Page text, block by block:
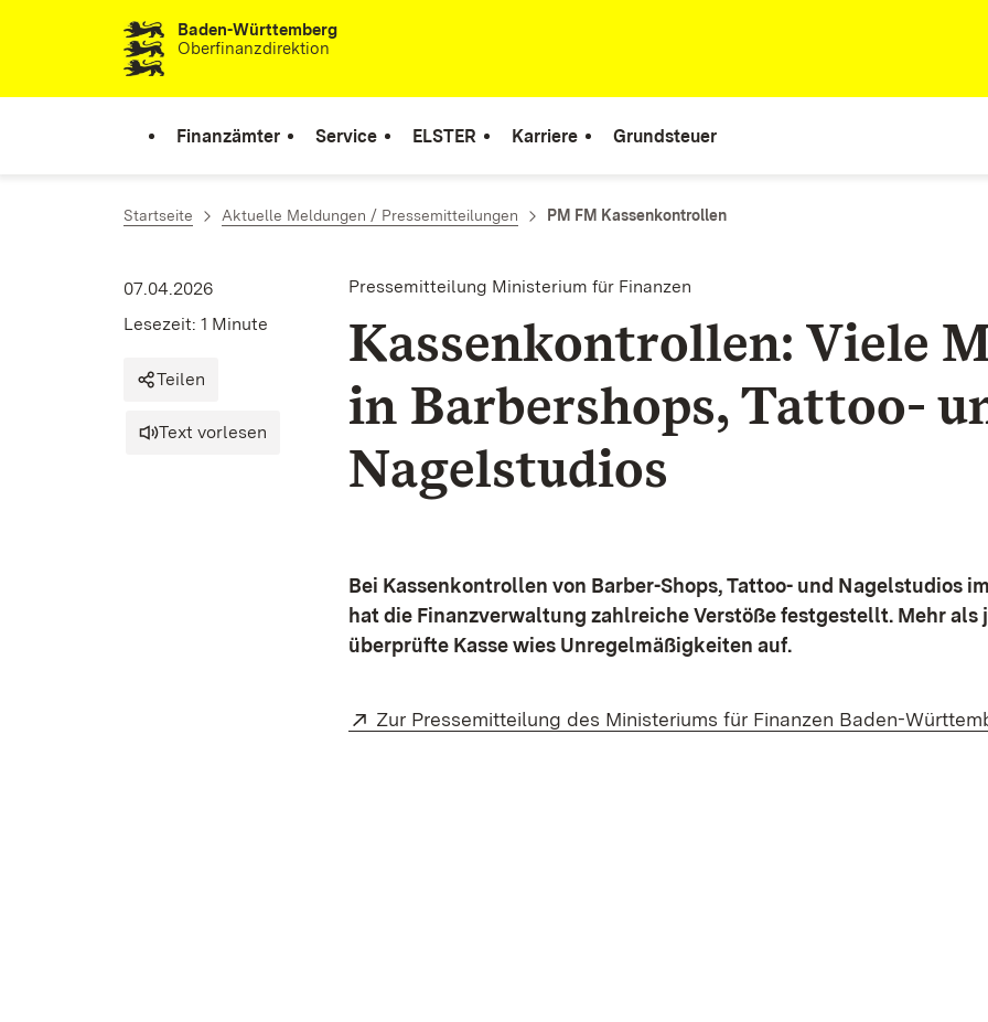
Zum Inhalt springenBaden-Württemberg
Oberfinanzdirektion
Finanzämter Service ELSTER Karriere Grundsteuer
Startseite Aktuelle Meldungen / Pressemitteilungen PM FM Kassenkontrollen
Pressemitteilung Ministerium für Finanzen
Kassenkontrollen: Viele
in Barbershops, Tattoo-
Nagelstudios
07.04.2026
Lesezeit: 1 Minute
Teilen
Text vorlesen
Bei Kassenkontrollen von Barber-Shops, Tattoo- und Nagelstudios
hat die Finanzverwaltung zahlreiche Verstöße festgestellt. Mehr als
überprüfte Kasse wies Unregelmäßigkeiten auf.
Extern:
Zur Pressemitteilung des Ministeriums für Finanzen Baden-